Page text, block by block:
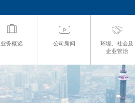
业务概览 公司新闻
环境、社会及
企业管治